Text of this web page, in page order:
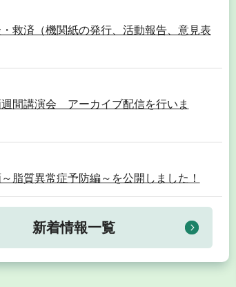
救済（機関紙の発行、活動報告、意見表
間講演会 アーカイブ配信を行いま
脂質異常症予防編～を公開しました！
新着情報一覧